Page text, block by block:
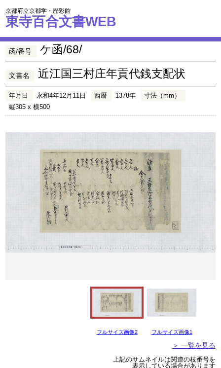
京都府立京都学・歴彩館
東寺百合文書WEB
函/番号 ケ函/68/
文書名 近江国三村庄年貢代銭支配状
年月日 永和4年12月11日 西暦 1378年
寸法（mm）
縦305 x 横500
フルサイズ画像2 フルサイズ画像1
＞ 一覧を見る
上記のサムネイルは関連の枝番号を
表示している場合があります